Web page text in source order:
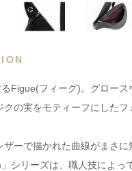
Figue(フィーグ)。グロース
の実をモティーフにした
ーで描かれた曲線がまさに
シリーズは、職人技によっ